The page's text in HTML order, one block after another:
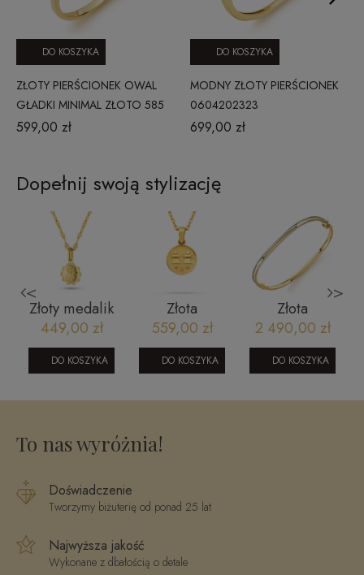
ZŁOTY PIERŚCIONEK OWAL
GŁADKI MINIMAL ZŁOTO 585
CITY P_31
599,00 zł
DO KOSZYKA
MODNY ZŁOTY PIERŚCIONEK
0604202323
699,00 zł
DO KOSZYKA
Dopełnij swoją stylizację
<
Złoty medalik
Matka Boska
Częstochowska
diamentowana
V2 585
449,00 zł
DO KOSZYKA
Złota
zawieszka
znak zodiaku
Bliźnięta
559,00 zł
DO KOSZYKA
Złota
bransoletka
bangle
dwukolorowa
260920236
2 490,00 zł
DO KOSZYKA
>
To nas wyróżnia!
Doświadczenie
Tworzymy biżuterię od ponad 25 lat
Najwyższa jakość
Wykonane z dbałością o detale